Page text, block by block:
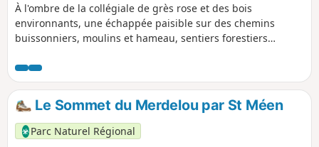
À l'ombre de la collégiale de grès rose et des bois
environnants, une échappée paisible sur des chemins
buissonniers, moulins et hameau, sentiers forestiers
passage à gué sur le Rance . À éviter en période de fortes
pluie, sinon on passe à l'aise en se déchaussant.
Le Sommet du Merdelou par St Méen
Parc Naturel Régional